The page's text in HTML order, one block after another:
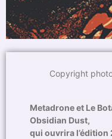
Copyright
Metadrone et Le
Obsidian Dust,
qui ouvrira l’édition